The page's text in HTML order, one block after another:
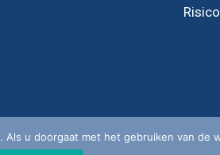
u doorgaat met het gebruiken van de